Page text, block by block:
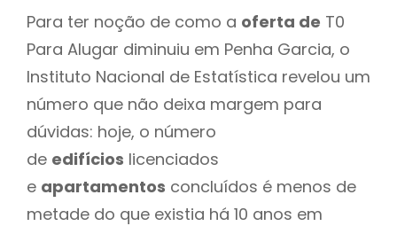
Para ter noção de como a oferta de T0
Para Alugar diminuiu em Penha Garcia, o
Instituto Nacional de Estatística revelou um
número que não deixa margem para
dúvidas: hoje, o número
de edifícios licenciados
e apartamentos concluídos é menos de
metade do que existia há 10 anos em